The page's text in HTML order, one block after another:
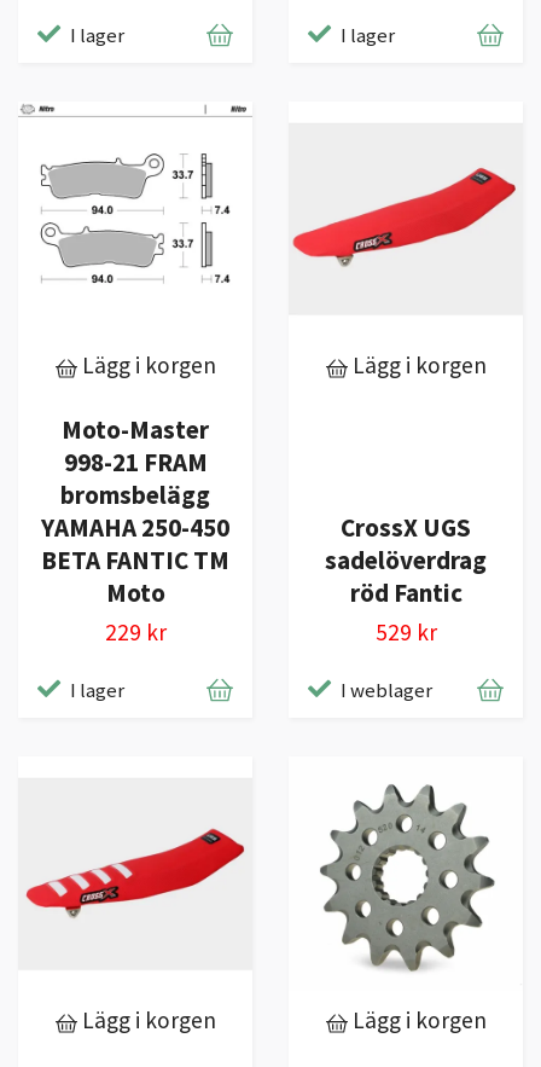
I lager I lager
Lägg i korgen
Moto-Master
998-21 FRAM
bromsbelägg
YAMAHA 250-450
BETA FANTIC TM
Moto
229 kr
I lager
Lägg i korgen
CrossX UGS
sadelöverdrag
röd Fantic
529 kr
I weblager
Lägg i korgen Lägg i korgen